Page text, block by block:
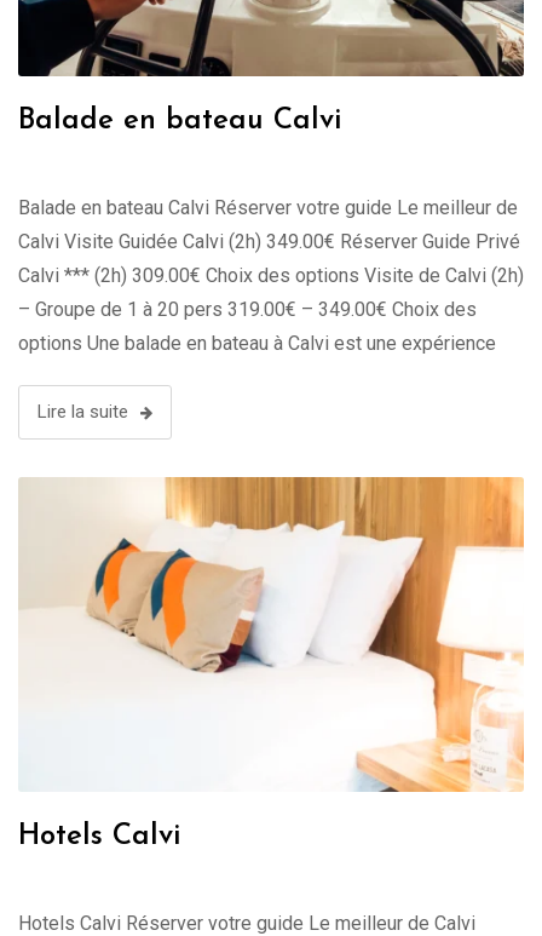
Balade en bateau Calvi
Balade en bateau Calvi Réserver votre guide Le meilleur de
Calvi Visite Guidée Calvi (2h) 349.00€ Réserver Guide Privé
Calvi *** (2h) 309.00€ Choix des options Visite de Calvi (2h)
– Groupe de 1 à 20 pers 319.00€ – 349.00€ Choix des
options Une balade en bateau à Calvi est une expérience
Lire la suite
Hotels Calvi
Hotels Calvi Réserver votre guide Le meilleur de Calvi